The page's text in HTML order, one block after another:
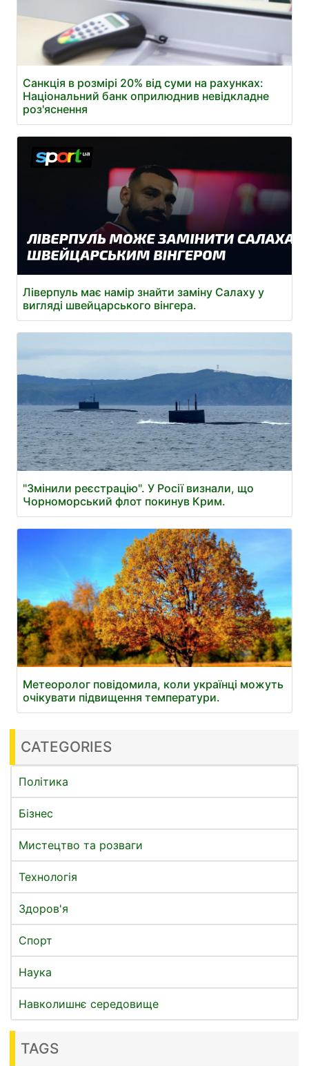
Санкція в розмірі 20% від суми на рахунках:
Національний банк оприлюднив невідкладне
роз'яснення
Ліверпуль має намір знайти заміну Салаху у
вигляді швейцарського вінгера.
"Змінили реєстрацію". У Росії визнали, що
Чорноморський флот покинув Крим.
Метеоролог повідомила, коли українці можуть
очікувати підвищення температури.
CATEGORIES
Політика
Бізнес
Мистецтво та розваги
Технологія
Здоров'я
Спорт
Наука
Навколишнє середовище
TAGS